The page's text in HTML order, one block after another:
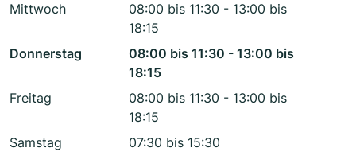
Mittwoch
08:00 bis 11:30 - 13:00 bis
18:15
Donnerstag
08:00 bis 11:30 - 13:00 bis
18:15
Freitag
08:00 bis 11:30 - 13:00 bis
18:15
Samstag
07:30 bis 15:30